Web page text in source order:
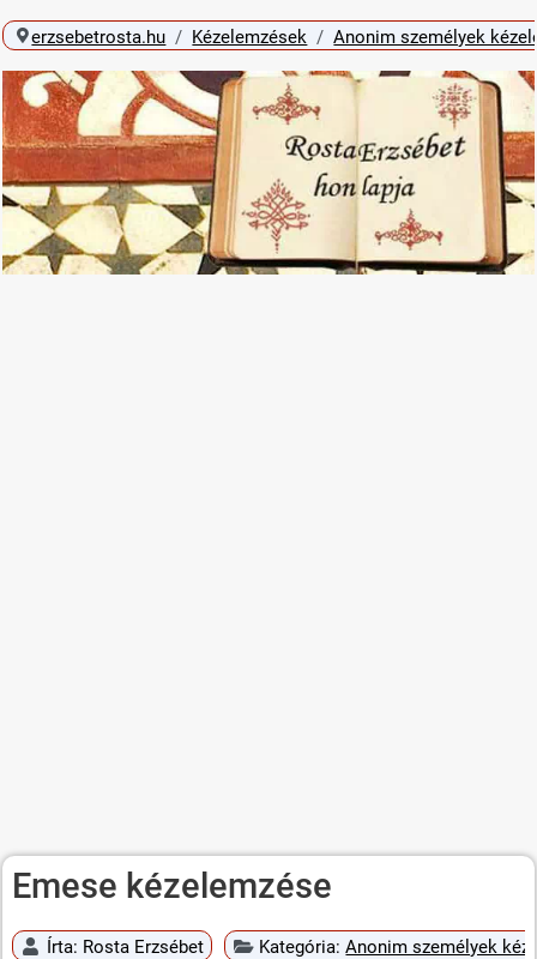
erzsebetrosta.hu Kézelemzések Anonim személyek
Emese kézelemzése
Írta: Rosta Erzsébet Kategória:Anonim személyek